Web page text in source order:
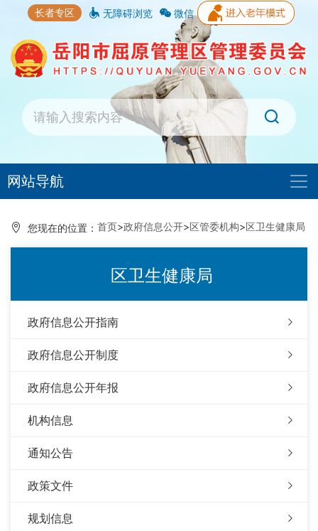
长者专区 无障碍浏览 微信
网站导航
您现在的位置： 首页>政府信息公开>区管委机构>区卫生健康局
区卫生健康局
政府信息公开指南
政府信息公开制度
政府信息公开年报
机构信息
通知公告
政策文件
规划信息